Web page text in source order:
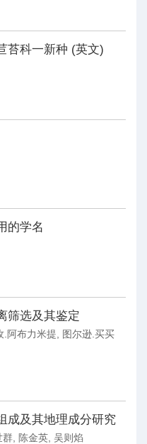
苔科一新种 (英文)
的学名
筛选及其鉴定
.阿布力米提
图尔逊.买买
成及其地理成分研究
群 陈金英 吴则焰